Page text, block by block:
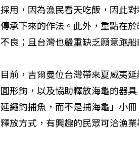
採用，因為漁民看天吃飯，因此
傳承下來的作法。此外，重點在
不良；且台灣也嚴重缺乏願意跑
目前，吉爾曼位台灣帶來夏威夷
圓形鉤，以及協助釋放海龜的器
延繩釣捕魚，而不是捕海龜」小
釋放方式，有興趣的民眾可洽漁